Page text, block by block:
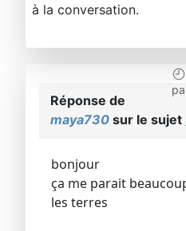
à la conversation.
Réponse de
maya730 sur le sujet
bonjour
ça me parait
les terres